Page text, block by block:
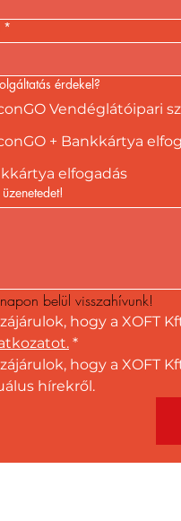
*
érdekel?
Vendéglátóipari
+ Bankkártya
elfogadás
belül visszahívunk!
hogy a XOFT
*
hogy a XOFT
hírekről.